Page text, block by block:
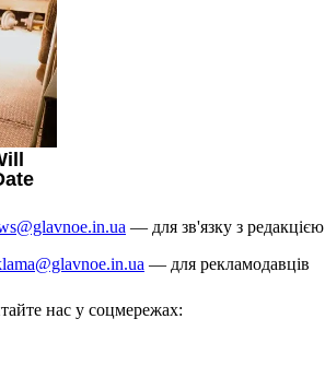
— для зв'язку з редакцією
— для рекламодавців
нас у соцмережах: